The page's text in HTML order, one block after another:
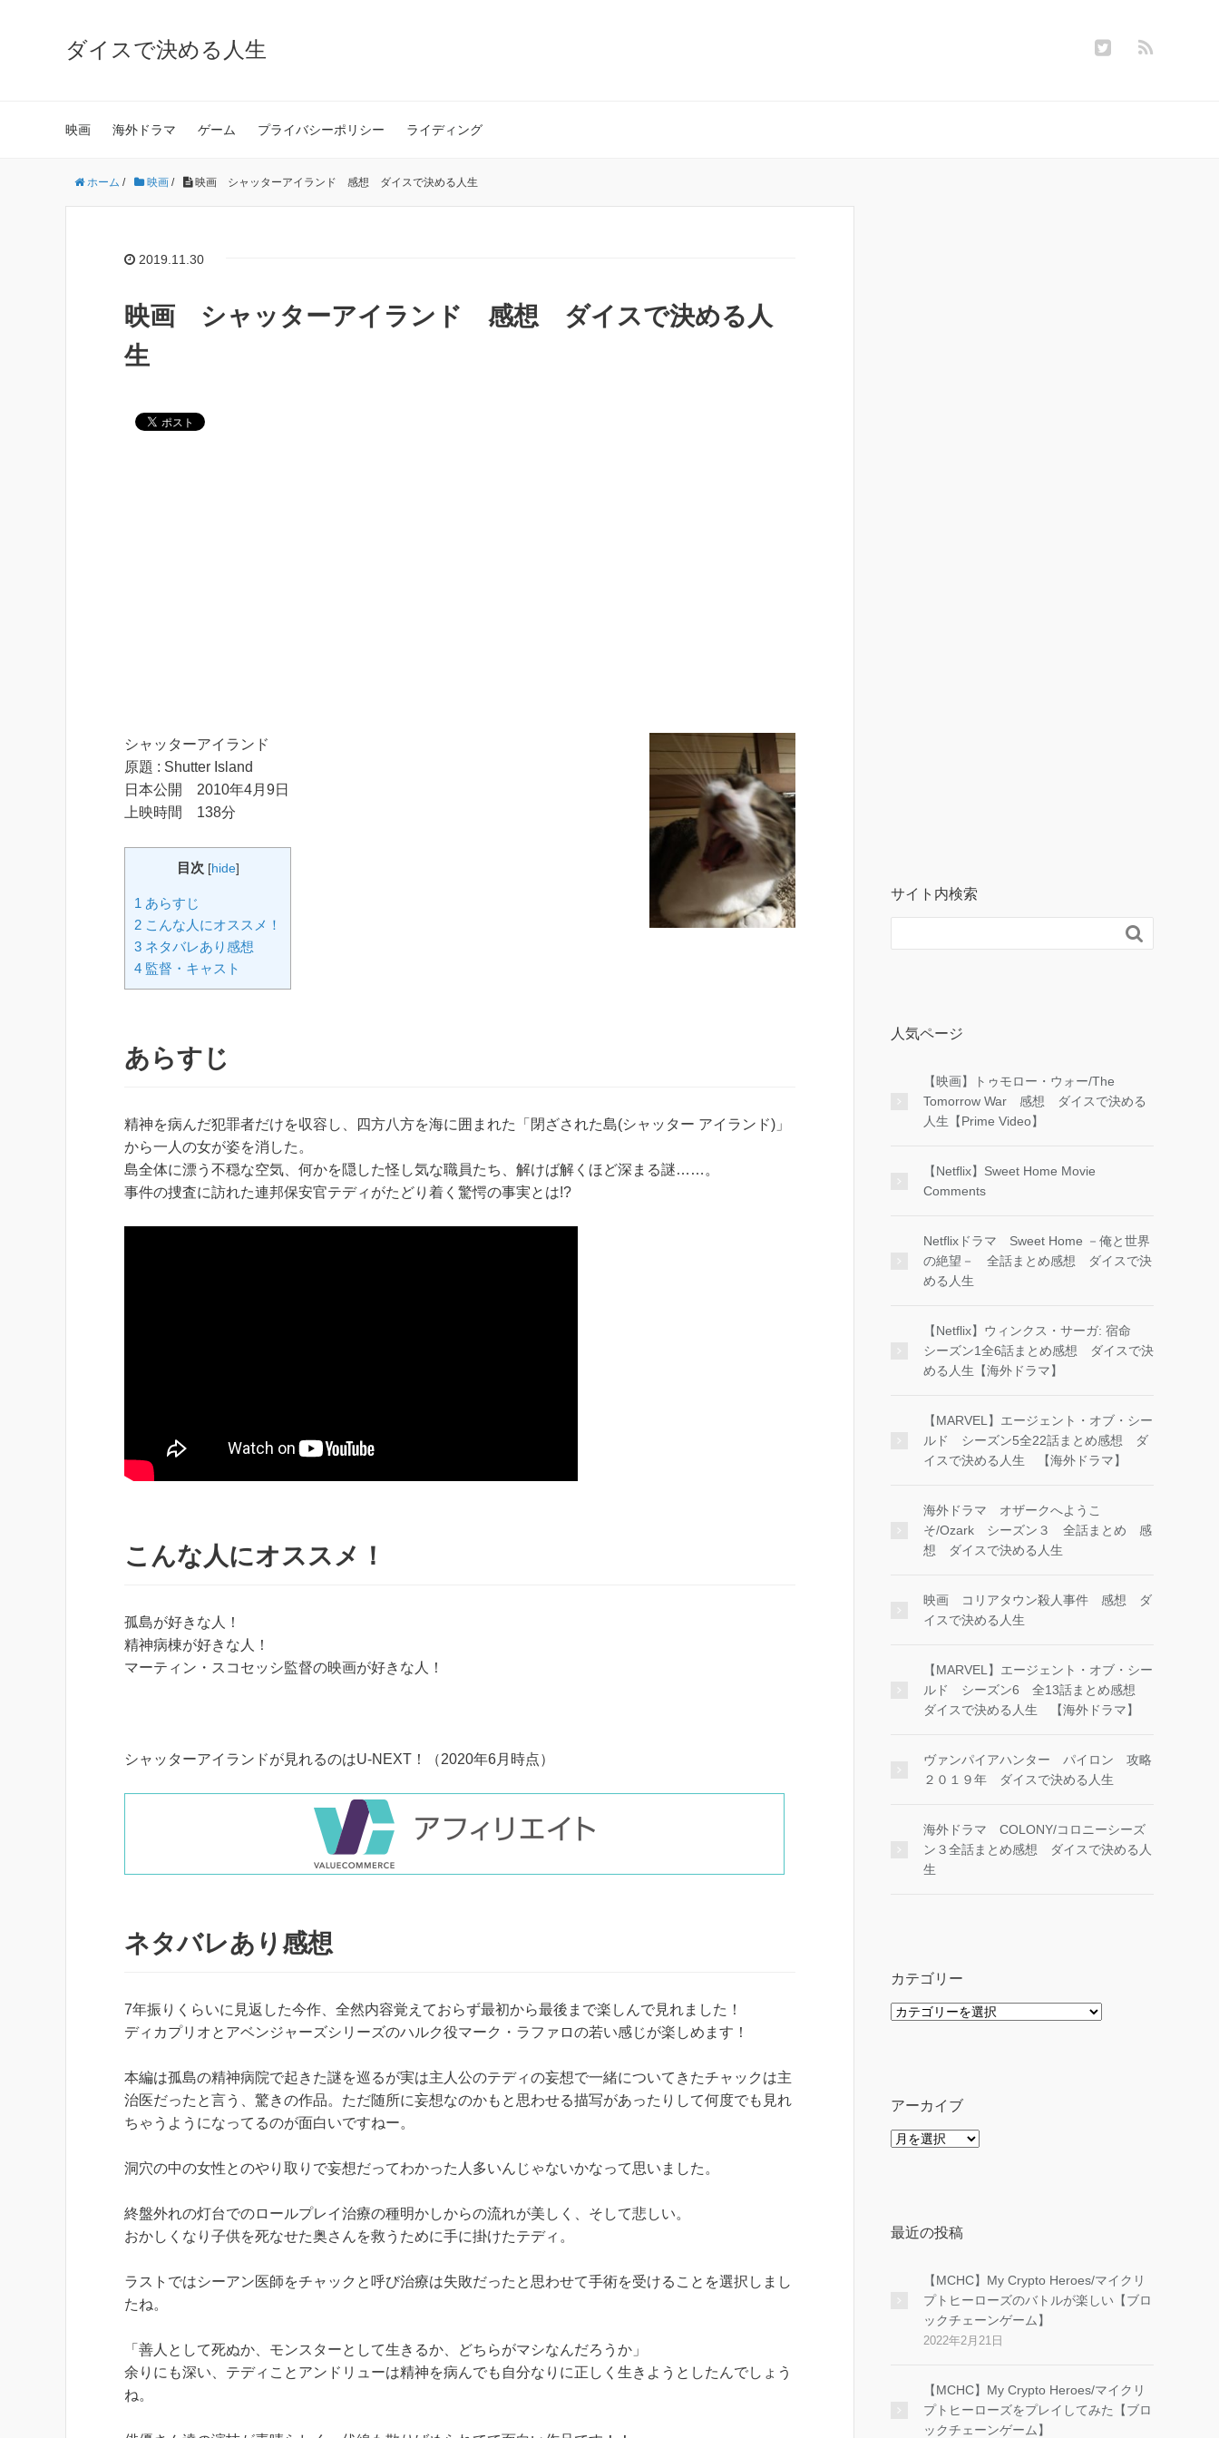
ダイスで決める人生
映画 海外ドラマ ゲーム プライバシーポリシー ライディング
ホーム / 映画 / 映画 シャッターアイランド 感想 ダイスで決める人生
2019.11.30
映画 シャッターアイランド 感想 ダイスで決める人
生
シャッターアイランド
原題 : Shutter Island
日本公開 2010年4月9日
上映時間 138分
目次 [hide]
1 あらすじ
2 こんな人にオススメ！
3 ネタバレあり感想
4 監督・キャスト
あらすじ
精神を病んだ犯罪者だけを収容し、四方八方を海に囲まれた「閉ざされた島(シャッター アイランド)」
から一人の女が姿を消した。
島全体に漂う不穏な空気、何かを隠した怪し気な職員たち、解けば解くほど深まる謎……。
事件の捜査に訪れた連邦保安官テディがたどり着く驚愕の事実とは!?
こんな人にオススメ！
孤島が好きな人！
精神病棟が好きな人！
マーティン・スコセッシ監督の映画が好きな人！
シャッターアイランドが見れるのはU-NEXT！（2020年6月時点）
ネタバレあり感想
7年振りくらいに見返した今作、全然内容覚えておらず最初から最後まで楽しんで見れました！
ディカプリオとアベンジャーズシリーズのハルク役マーク・ラファロの若い感じが楽しめます！
本編は孤島の精神病院で起きた謎を巡るが実は主人公のテディの妄想で一緒についてきたチャックは主
治医だったと言う、驚きの作品。ただ随所に妄想なのかもと思わせる描写があったりして何度でも見れ
ちゃうようになってるのが面白いですねー。
洞穴の中の女性とのやり取りで妄想だってわかった人多いんじゃないかなって思いました。
終盤外れの灯台でのロールプレイ治療の種明かしからの流れが美しく、そして悲しい。
おかしくなり子供を死なせた奥さんを救うために手に掛けたテディ。
ラストではシーアン医師をチャックと呼び治療は失敗だったと思わせて手術を受けることを選択しまし
たね。
「善人として死ぬか、モンスターとして生きるか、どちらがマシなんだろうか」
余りにも深い、テディことアンドリューは精神を病んでも自分なりに正しく生きようとしたんでしょう
ね。
サイト内検索

人気ページ
【映画】トゥモロー・ウォー/The
Tomorrow War 感想 ダイスで決める
人生【Prime Video】
【Netflix】Sweet Home Movie
Comments
Netflixドラマ Sweet Home －俺と世界
の絶望－ 全話まとめ感想 ダイスで決
める人生
【Netflix】ウィンクス・サーガ: 宿命
シーズン1全6話まとめ感想 ダイスで決
める人生【海外ドラマ】
【MARVEL】エージェント・オブ・シー
ルド シーズン5全22話まとめ感想 ダ
イスで決める人生 【海外ドラマ】
海外ドラマ オザークへようこ
そ/Ozark シーズン３ 全話まとめ 感
想 ダイスで決める人生
映画 コリアタウン殺人事件 感想 ダ
イスで決める人生
【MARVEL】エージェント・オブ・シー
ルド シーズン6 全13話まとめ感想
ダイスで決める人生 【海外ドラマ】
ヴァンパイアハンター パイロン 攻略
２０１９年 ダイスで決める人生
海外ドラマ COLONY/コロニーシーズ
ン３全話まとめ感想 ダイスで決める人
生
カテゴリー
カ
アーカイブ
ア
最近の投稿
【MCHC】My Crypto Heroes/マイクリ
プトヒーローズのバトルが楽しい【ブロ
ックチェーンゲーム】
2022年2月21日
【MCHC】My Crypto Heroes/マイクリ
プトヒーローズをプレイしてみた【ブロ
ックチェーンゲーム】